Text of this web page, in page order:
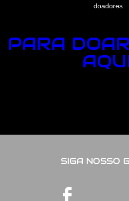
doadores.
PARA
SIGA NOSSO